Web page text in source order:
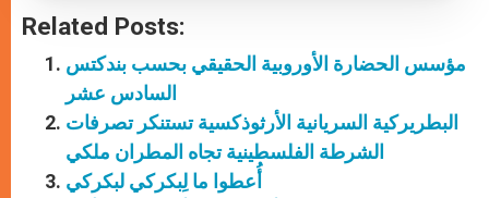
Related Posts:
مؤسس الحضارة الأوروبية الحقيقي بحسب بندكتس
السادس عشر
البطريركية السريانية الأرثوذكسية تستنكر تصرفات
الشرطة الفلسطينية تجاه المطران ملكي
أُعطوا ما لِبكركي لبكركي